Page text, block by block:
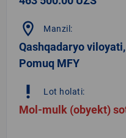
location_on Manzil:
Qashqadaryo
Pomuq MFY
priority_high Lot holati:
Mol-mulk (obyekt)